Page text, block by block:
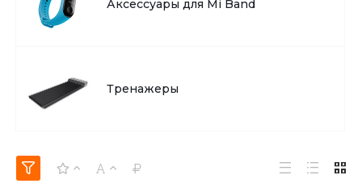
об оплате Плайтом
недели
Остались вопросы?
Аксессуары для Mi Band
Тренажеры